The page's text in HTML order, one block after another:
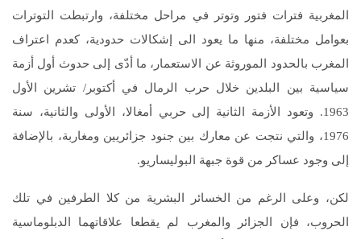
المغربية فترات فتور وتوتر في مراحل مختلفة، وارتبطت التوترات
بعوامل مختلفة، منها ما يعود الى إشكالات حدودية، كعدم اعتراف
المغرب بالحدود الموروثة عن الاستعمار، ما أدّى إلى حدوث أول أزمة
سياسية بين البلدين خلال حرب الرمال في أكتوبر/ تشرين الأول
1963. وتعود الأزمة الثانية إلى حربي أمغالا، الأولى والثانية، سنة
1976، والتي نتجت عن معارك بين جنود جزائريين ومغاربة، بالإضافة
إلى وجود عساكر من قوة جبهة البوليساريو.
لكن، وعلى الرغم من الخسائر البشرية من كلا الطرفين في تلك
الحروب، فإن الجزائر والمغرب لم يقطعا علاقاتهما الدبلوماسية